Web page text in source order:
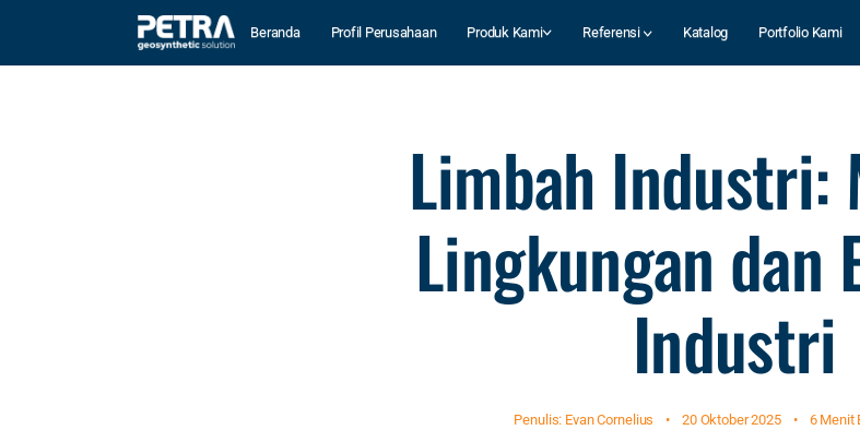
Beranda Profil Perusahaan Produk Kami Referensi Katalog Portfolio Kami
Limbah Industri:
Lingkungan dan
Industri
Penulis: Evan Cornelius • 20 Oktober 2025 • 6 Menit